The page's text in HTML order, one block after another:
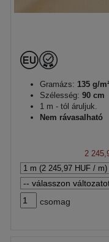
Gramázs: 135 g/m²
Szélesség: 90 cm
1 m - tól áruljuk.
Nem rávasalható
2
csomag